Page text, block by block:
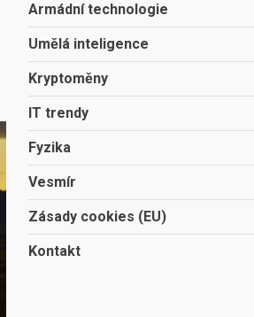
Armádní technologie
Umělá inteligence
Kryptoměny
IT trendy
Fyzika
Vesmír
Zásady cookies (EU)
Kontakt